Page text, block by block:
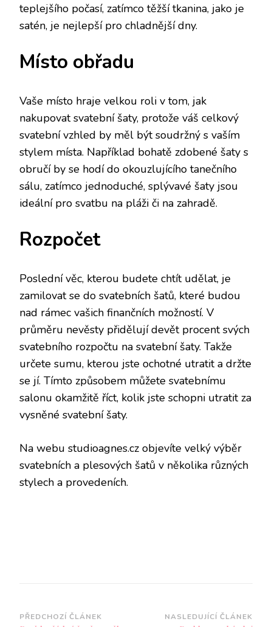
teplejšího počasí, zatímco těžší tkanina, jako je
satén, je nejlepší pro chladnější dny.
Místo obřadu
Vaše místo hraje velkou roli v tom, jak
nakupovat svatební šaty, protože váš celkový
svatební vzhled by měl být soudržný s vaším
stylem místa. Například bohatě zdobené šaty s
obručí by se hodí do okouzlujícího tanečního
sálu, zatímco jednoduché, splývavé šaty jsou
ideální pro svatbu na pláži či na zahradě.
Rozpočet
Poslední věc, kterou budete chtít udělat, je
zamilovat se do svatebních šatů, které budou
nad rámec vašich finančních možností. V
průměru nevěsty přidělují devět procent svých
svatebního rozpočtu na svatební šaty. Takže
určete sumu, kterou jste ochotné utratit a držte
se jí. Tímto způsobem můžete svatebnímu
salonu okamžitě říct, kolik jste schopni utratit za
vysněné svatební šaty.
Na webu studioagnes.cz objevíte velký výběr
svatebních a plesových šatů v několika různých
stylech a provedeních.
Navigace
PŘEDCHOZÍ ČLÁNEK NASLEDUJÍCÍ ČLÁNEK